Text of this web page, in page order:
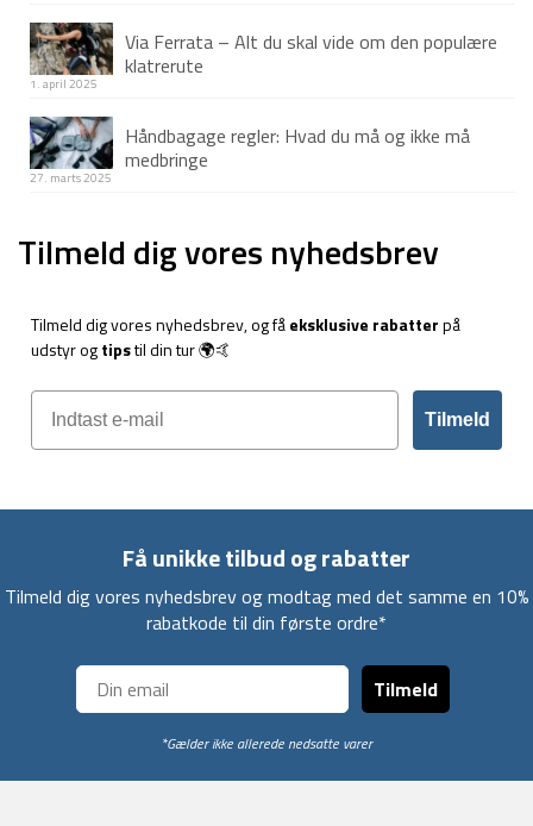
Via Ferrata – Alt du skal vide om den populære
klatrerute
1. april 2025
Håndbagage regler: Hvad du må og ikke må
medbringe
27. marts 2025
Tilmeld dig vores nyhedsbrev
Tilmeld dig vores nyhedsbrev, og fåeksklusive rabatterpå
udstyr ogtipstil din tur 🌍🤙
Tilmeld
Få unikke tilbud og rabatter
Tilmeld dig vores nyhedsbrev og modtag med det samme en 10%
rabatkode til din første ordre*
Tilmeld
*Gælder ikke allerede nedsatte varer